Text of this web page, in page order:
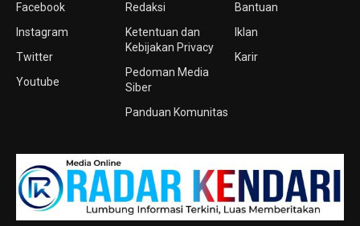
Facebook
Instagram
Twitter
Youtube
Redaksi
Ketentuan dan
Kebijakan Privacy
Pedoman Media
Siber
Panduan Komunitas
Bantuan
Iklan
Karir